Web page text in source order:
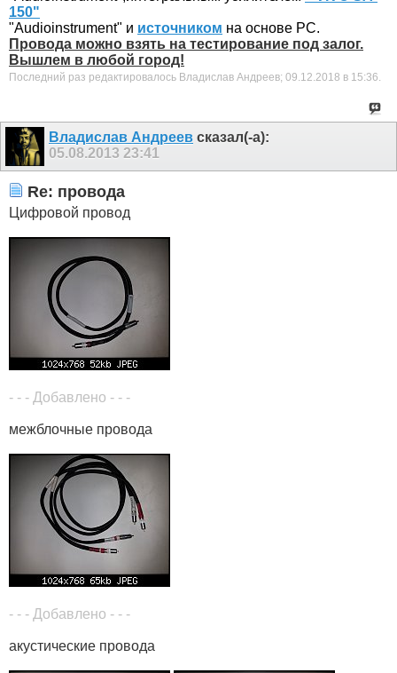
150"
"Audioinstrument" и источником на основе PC.
Провода можно взять на тестирование под залог.
Вышлем в любой город!
Последний раз редактировалось Владислав Андреев; 09.12.2018 в 15:36.
Владислав Андреев сказал(-а):
05.08.2013 23:41
Re: провода
Цифровой провод
- - - Добавлено - - -
межблочные провода
- - - Добавлено - - -
акустические провода